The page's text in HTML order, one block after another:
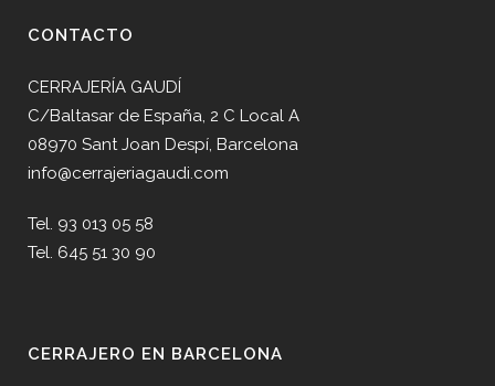
CONTACTO
CERRAJERÍA GAUDÍ
C/Baltasar de España, 2 C Local A
08970 Sant Joan Despí, Barcelona
info@cerrajeriagaudi.com
Tel. 93 013 05 58
Tel. 645 51 30 90
CERRAJERO EN BARCELONA